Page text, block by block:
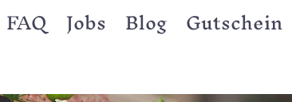
FAQ Jobs Blog Gutschein